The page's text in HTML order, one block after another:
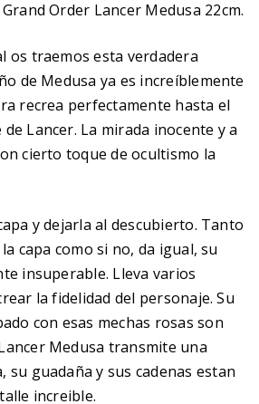
Order Lancer Medusa 22cm.
os traemos esta verdadera
de Medusa ya es increíblemente
recrea perfectamente hasta el
Lancer. La mirada inocente y a
cierto toque de ocultismo la
y dejarla al descubierto. Tanto
capa como si no, da igual, su
insuperable. Lleva varios
la fidelidad del personaje. Su
con esas mechas rosas son
Medusa transmite una
su guadaña y sus cadenas estan
increible.